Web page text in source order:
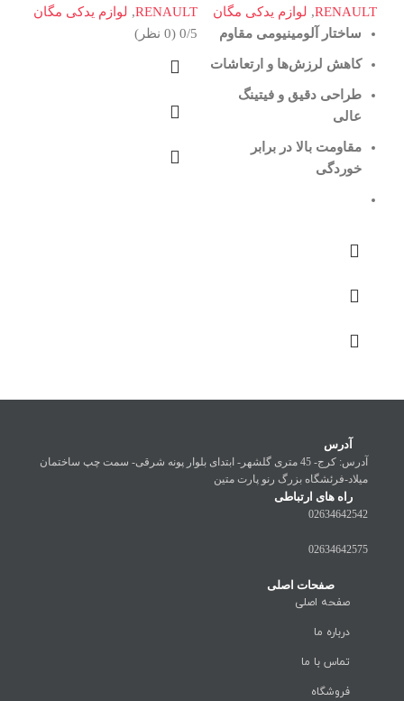
RENAULT
, لوازم یدکی مگان
ساختار آلومینیومی مقاوم
کاهش لرزش‌ها و ارتعاشات
طراحی دقیق و فیتینگ
عالی
مقاومت بالا در برابر
خوردگی
RENAULT
, لوازم یدکی مگان
0/5 (0 نظر)
آدرس
آدرس: کرج- 45 متری گلشهر- ابتدای بلوار پونه شرقی- سمت چپ ساختمان
میلاد-فرئشگاه بزرگ رنو پارت متین
راه های ارتباطی
02634642542
02634642575
صفحات اصلی
صفحه اصلی
درباره ما
تماس با ما
فروشگاه